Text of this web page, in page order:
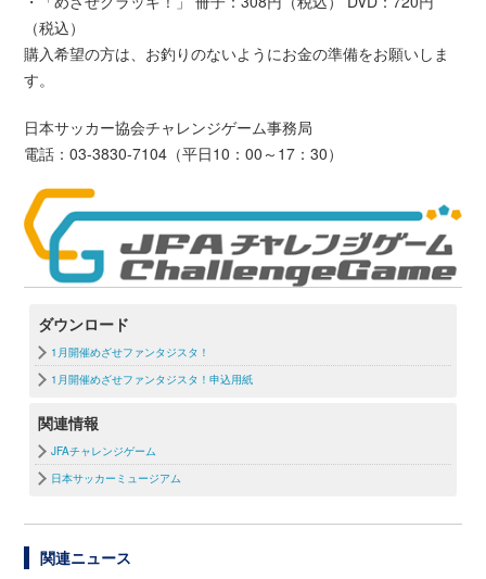
（税込）
購入希望の方は、お釣りのないようにお金の準備をお願いしま
す。
日本サッカー協会チャレンジゲーム事務局
電話：03-3830-7104（平日10：00～17：30）
ダウンロード
1月開催めざせファンタジスタ！
1月開催めざせファンタジスタ！申込用紙
関連情報
JFAチャレンジゲーム
日本サッカーミュージアム
関連ニュース